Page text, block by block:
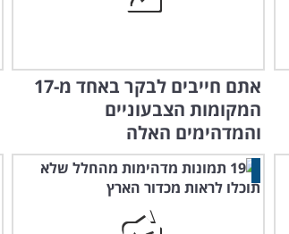
אתם חייבים לבקר באחד מ-17
המקומות הצבעוניים
והמדהימים האלה